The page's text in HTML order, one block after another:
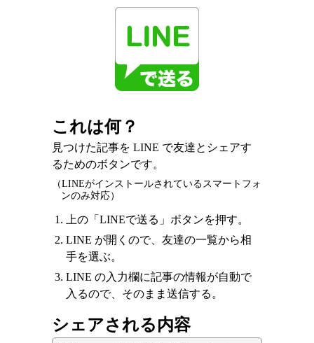
これは何？
見つけた記事を LINE で友達とシェアす
るためのボタンです。
（LINEがインストールされているスマートフォ
ンのみ対応）
上の「LINEで送る」ボタンを押す。
LINE が開くので、友達の一覧から相
手を選ぶ。
LINE の入力欄に記事の情報が自動で
入るので、そのまま送信する。
シェアされる内容